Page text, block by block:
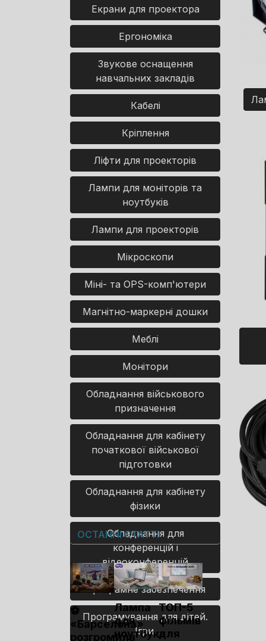
Екрани для проектора
Ергономіка
Звукове оснащення
навчальних закладів
Кабелі
Кріплення
Ліфти для проекторів
Лампи для моніторів та
ноутбуків
Лампи для проекторів
Мікроскопи
Міні- та OPS-комп'ютери
Магнітно-маркерні дошки
Меблі
Монітори
Обладнання військового
призначення
Обладнання для кабінету
початкової військової
підготовки
Обладнання для кабінету
фізики
Обладнання для
конференцій і
відеоконференцій
Програмне забезпечення
Програмування для дітей.
Ігри.
ОСТАННІ СТАТТІ
⚽
«Барселона»
розгромила
Лампа
для
ноутбука
ТОП-5
фільмів
для